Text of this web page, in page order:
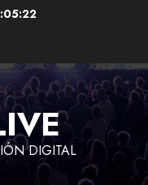
DIGITAL